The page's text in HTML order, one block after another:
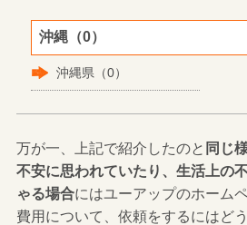
沖縄（0）
沖縄県（0）
万が一、上記で紹介したのと 同じ
不安に思われていたり、生活上の
ゃる場合にはユーアップのホーム
費用について、依頼をするにはど